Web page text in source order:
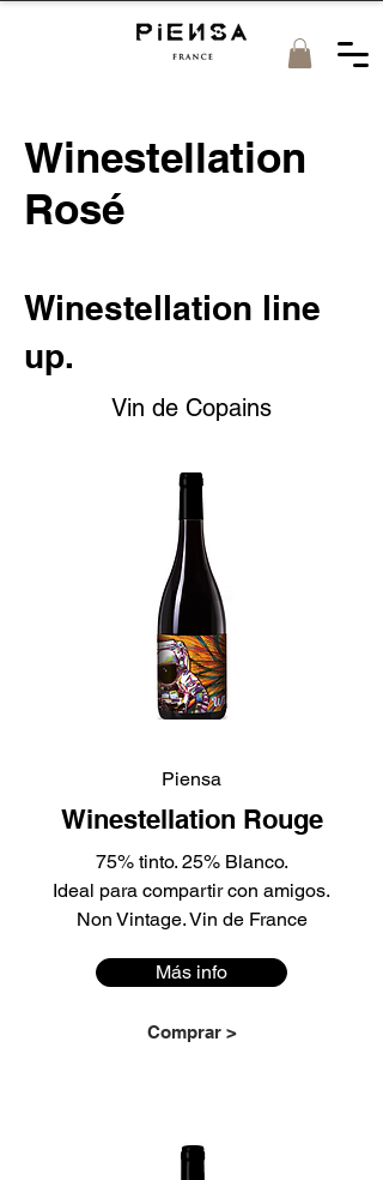
Winestellation
Rosé
Winestellation line
up.
Vin de Copains
Piensa
Winestellation Rouge
75% tinto. 25% Blanco.
Ideal para compartir con amigos.
Non Vintage. Vin de France
Más info
Comprar >